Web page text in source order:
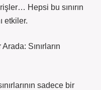
Hepsi bu sınırın
etkiler.
Sınırların
sadece bir